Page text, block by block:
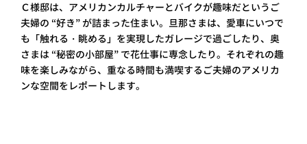
会社概
要
Ｃ様邸は、アメリカンカルチャーとバイクが趣味だというご
夫婦の “好き” が詰まった住まい。旦那さまは、愛車にいつで
も「触れる・眺める」を実現したガレージで過ごしたり、奥
さまは “秘密の小部屋” で花仕事に専念したり。それぞれの趣
味を楽しみながら、重なる時間も満喫するご夫婦のアメリカ
ンな空間をレポートします。